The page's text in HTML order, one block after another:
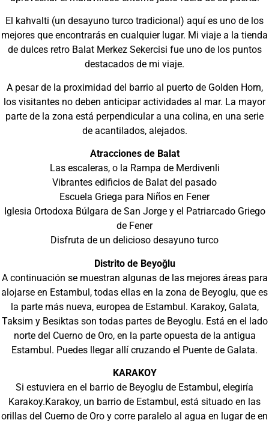
El kahvalti (un desayuno turco tradicional) aquí es uno de los
mejores que encontrarás en cualquier lugar. Mi viaje a la tienda
de dulces retro Balat Merkez Sekercisi fue uno de los puntos
destacados de mi viaje.
A pesar de la proximidad del barrio al puerto de Golden Horn,
los visitantes no deben anticipar actividades al mar. La mayor
parte de la zona está perpendicular a una colina, en una serie
de acantilados, alejados.
Atracciones de Balat
Las escaleras, o la Rampa de Merdivenli
Vibrantes edificios de Balat del pasado
Escuela Griega para Niños en Fener
Iglesia Ortodoxa Búlgara de San Jorge y el Patriarcado Griego
de Fener
Disfruta de un delicioso desayuno turco
Distrito de Beyoğlu
A continuación se muestran algunas de las mejores áreas para
alojarse en Estambul, todas ellas en la zona de Beyoglu, que es
la parte más nueva, europea de Estambul. Karakoy, Galata,
Taksim y Besiktas son todas partes de Beyoglu. Está en el lado
norte del Cuerno de Oro, en la parte opuesta de la antigua
Estambul. Puedes llegar allí cruzando el Puente de Galata.
KARAKOY
Si estuviera en el barrio de Beyoglu de Estambul, elegiría
Karakoy.Karakoy, un barrio de Estambul, está situado en las
orillas del Cuerno de Oro y corre paralelo al agua en lugar de en